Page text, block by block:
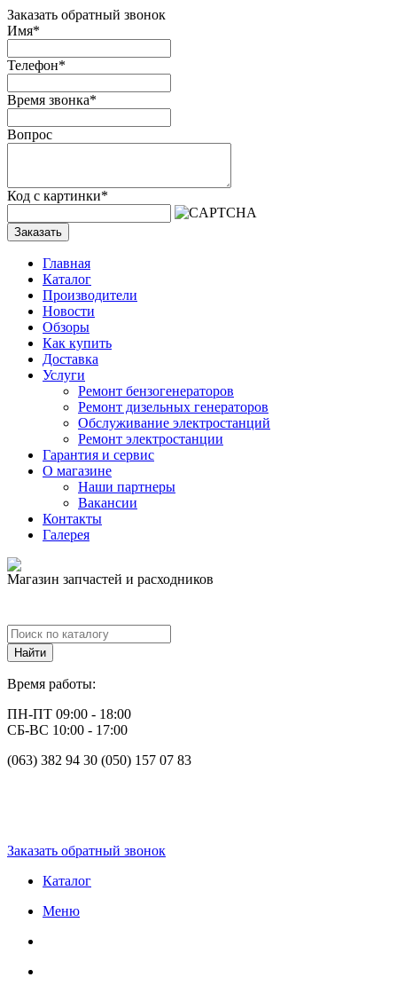
Заказать обратный звонок
Имя*
Телефон*
Время звонка*
Вопрос
Код с картинки*
Заказать
Главная
Каталог
Производители
Новости
Обзоры
Как купить
Доставка
Услуги
Ремонт бензогенераторов
Ремонт дизельных генераторов
Обслуживание электростанций
Ремонт электростанции
Гарантия и сервис
О магазине
Наши партнеры
Вакансии
Контакты
Галерея
Магазин запчастей и расходников
Время работы:
ПН-ПТ 09:00 - 18:00
СБ-ВС 10:00 - 17:00
(063) 382 94 30 (050) 157 07 83
Заказать обратный звонок
Каталог
Меню